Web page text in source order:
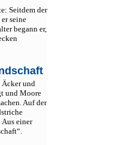
Seitdem der
seine
begann er,
Äcker und
und Moore
Auf der
Aus einer